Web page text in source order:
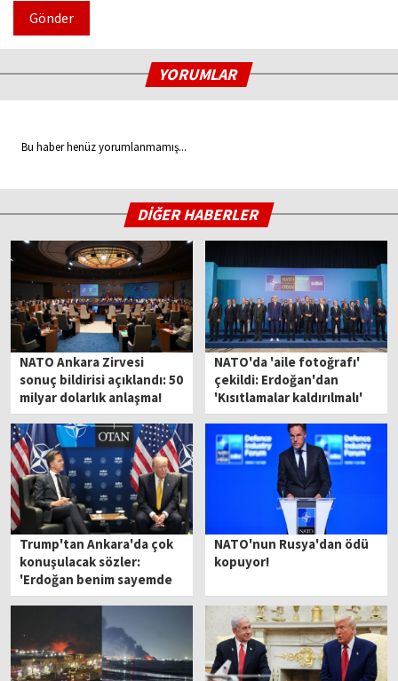
Gönder
YORUMLAR
Bu haber henüz yorumlanmamış...
DİĞER HABERLER
NATO Ankara Zirvesi
sonuç bildirisi açıklandı: 50
milyar dolarlık anlaşma!
NATO'da 'aile fotoğrafı'
çekildi: Erdoğan'dan
'Kısıtlamalar kaldırılmalı'
mesajı
Trump'tan Ankara'da çok
konuşulacak sözler:
'Erdoğan benim sayemde
savaşa girmedi''
NATO'nun Rusya'dan ödü
kopuyor!